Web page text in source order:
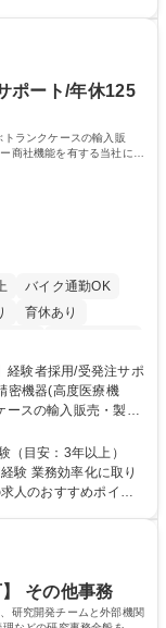
・その他日常の総務
ポート/年休125
ランクケースの輸入販
商社機能を有する当社に
バイク通勤OK
育休あり
ースの輸入販売・製造
商社機能を有する当
・システム入力（各
管理・出入荷対応）
（目安：3年以上）
取り
も安心してお迎え可
考えており、ストレ
末永く就業が可能 学
語学力： 資格：
その他事務
研究開発チームと外部機関